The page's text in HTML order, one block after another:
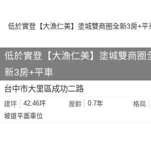
低於實登【大漁仁美】塗城雙商圈
新3房+平車
台中市大里區成功二路
建坪 42.46坪 屋齡 0.7年 格局
坡道平面車位